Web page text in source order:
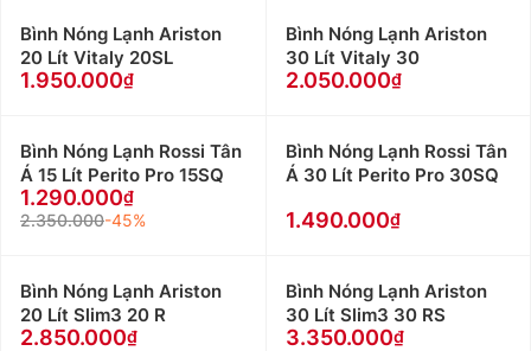
Bình Nóng Lạnh Ariston
20 Lít Vitaly 20SL
1.950.000
Bình Nóng Lạnh Ariston
30 Lít Vitaly 30
2.050.000
Bình Nóng Lạnh Rossi Tân
Á 15 Lít Perito Pro 15SQ
1.290.000
2.350.000-45%
Bình Nóng Lạnh Rossi Tân
Á 30 Lít Perito Pro 30SQ
1.490.000
Bình Nóng Lạnh Ariston
20 Lít Slim3 20 R
2.850.000
Bình Nóng Lạnh Ariston
30 Lít Slim3 30 RS
3.350.000